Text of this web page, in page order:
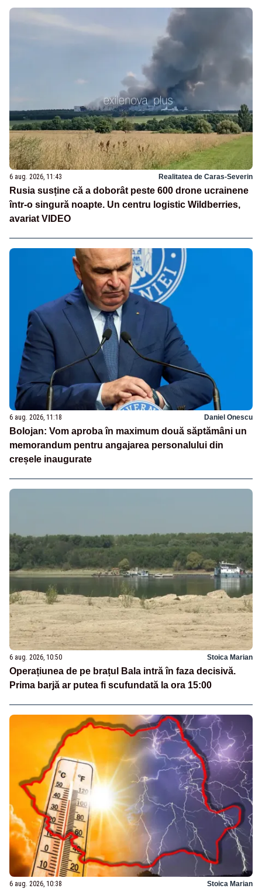
6 aug. 2026, 11:43 Realitatea de Caras-Severin
Rusia susține că a doborât peste 600 drone ucrainene
într-o singură noapte. Un centru logistic Wildberries,
avariat VIDEO
6 aug. 2026, 11:18 Daniel Onescu
Bolojan: Vom aproba în maximum două săptămâni un
memorandum pentru angajarea personalului din
creșele inaugurate
6 aug. 2026, 10:50 Stoica Marian
Operațiunea de pe brațul Bala intră în faza decisivă.
Prima barjă ar putea fi scufundată la ora 15:00
6 aug. 2026, 10:38 Stoica Marian